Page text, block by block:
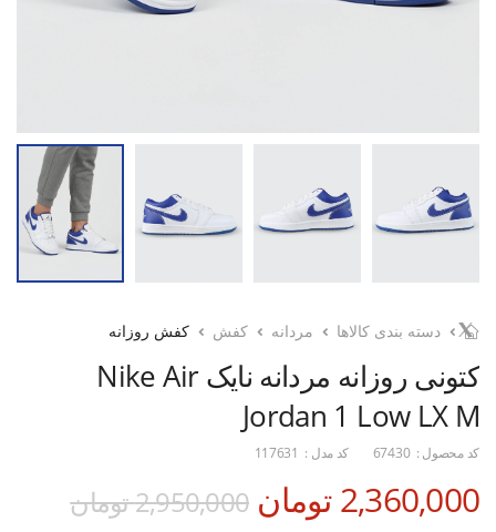
دسته بندی کالاها مردانه کفش کفش روزانه
کتونی روزانه مردانه نایک Nike Air
Jordan 1 Low LX M
کد محصول : 67430 کد مدل : 117631
2,360,000 تومان 2,950,000 تومان